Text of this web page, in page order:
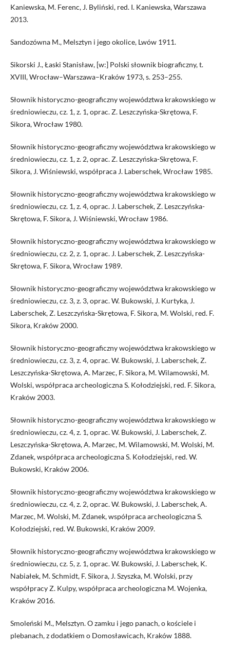
Kaniewska, M. Ferenc, J. Byliński, red. I. Kaniewska, Warszawa
2013.
Sandozówna M., Melsztyn i jego okolice, Lwów 1911.
Sikorski J., Łaski Stanisław, [w:] Polski słownik biograficzny, t.
XVIII, Wrocław–Warszawa–Kraków 1973, s. 253–255.
Słownik historyczno-geograficzny województwa krakowskiego w
średniowieczu, cz. 1, z. 1, oprac. Z. Leszczyńska-Skrętowa, F.
Sikora, Wrocław 1980.
Słownik historyczno-geograficzny województwa krakowskiego w
średniowieczu, cz. 1, z. 2, oprac. Z. Leszczyńska-Skrętowa, F.
Sikora, J. Wiśniewski, współpraca J. Laberschek, Wrocław 1985.
Słownik historyczno-geograficzny województwa krakowskiego w
średniowieczu, cz. 1, z. 4, oprac. J. Laberschek, Z. Leszczyńska-
Skrętowa, F. Sikora, J. Wiśniewski, Wrocław 1986.
Słownik historyczno-geograficzny województwa krakowskiego w
średniowieczu, cz. 2, z. 1, oprac. J. Laberschek, Z. Leszczyńska-
Skrętowa, F. Sikora, Wrocław 1989.
Słownik historyczno-geograficzny województwa krakowskiego w
średniowieczu, cz. 3, z. 3, oprac. W. Bukowski, J. Kurtyka, J.
Laberschek, Z. Leszczyńska-Skrętowa, F. Sikora, M. Wolski, red. F.
Sikora, Kraków 2000.
Słownik historyczno-geograficzny województwa krakowskiego w
średniowieczu, cz. 3, z. 4, oprac. W. Bukowski, J. Laberschek, Z.
Leszczyńska-Skrętowa, A. Marzec, F. Sikora, M. Wilamowski, M.
Wolski, współpraca archeologiczna S. Kołodziejski, red. F. Sikora,
Kraków 2003.
Słownik historyczno-geograficzny województwa krakowskiego w
średniowieczu, cz. 4, z. 1, oprac. W. Bukowski, J. Laberschek, Z.
Leszczyńska-Skrętowa, A. Marzec, M. Wilamowski, M. Wolski, M.
Zdanek, współpraca archeologiczna S. Kołodziejski, red. W.
Bukowski, Kraków 2006.
Słownik historyczno-geograficzny województwa krakowskiego w
średniowieczu, cz. 4, z. 2, oprac. W. Bukowski, J. Laberschek, A.
Marzec, M. Wolski, M. Zdanek, współpraca archeologiczna S.
Kołodziejski, red. W. Bukowski, Kraków 2009.
Słownik historyczno-geograficzny województwa krakowskiego w
średniowieczu, cz. 5, z. 1, oprac. W. Bukowski, J. Laberschek, K.
Nabiałek, M. Schmidt, F. Sikora, J. Szyszka, M. Wolski, przy
współpracy Z. Kulpy, współpraca archeologiczna M. Wojenka,
Kraków 2016.
Smoleński M., Melsztyn. O zamku i jego panach, o kościele i
plebanach, z dodatkiem o Domosławicach, Kraków 1888.